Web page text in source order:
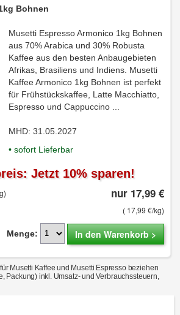
Bohnen
Musetti Espresso Armonico 1kg Bohnen
aus 70% Arabica und 30% Robusta
Kaffee aus den besten Anbaugebieten
Afrikas, Brasiliens und Indiens. Musetti
Kaffee Armonico 1kg Bohnen ist perfekt
für Frühstückskaffee, Latte Macchiatto,
Espresso und Cappuccino ...
MHD: 31.05.2027
• sofort Lieferbar
Jetzt 10% sparen!
nur 17,99 €
( 17,99 €/kg)
Menge: In den Warenkorb >
Musetti Kaffee und Musetti Espresso beziehen
Packung) inkl. Umsatz- und Verbrauchssteuern,